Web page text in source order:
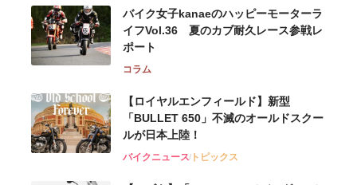
バイク女子kanaeのハッピーモーターラ
イフVol.36 夏のカブ耐久レース参戦レ
ポート
コラム
【ロイヤルエンフィールド】新型
「BULLET 650」不滅のオールドスクー
ルが⽇本上陸！
バイクニューストピックス